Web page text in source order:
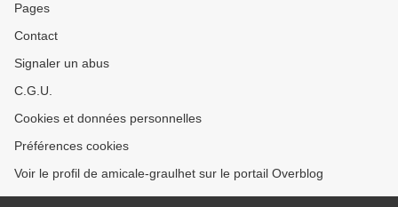
Pages
Contact
Signaler un abus
C.G.U.
Cookies et données personnelles
Préférences cookies
Voir le profil de amicale-graulhet sur le portail Overblog